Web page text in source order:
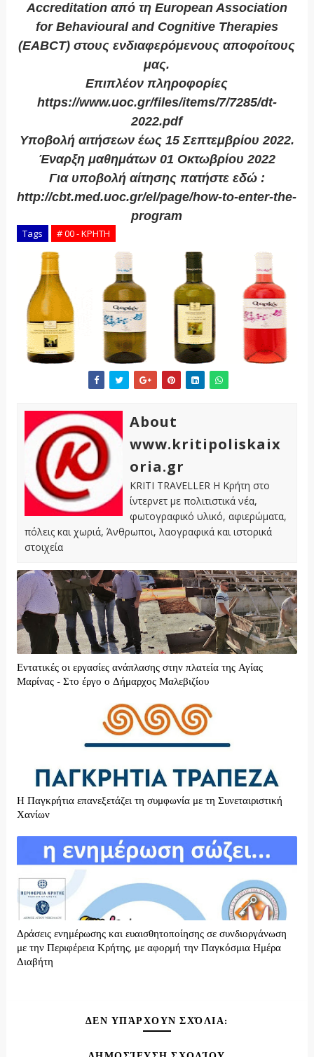
Accreditation από τη European Association
for Behavioural and Cognitive Therapies
(EABCT) στους ενδιαφερόμενους αποφοίτους
μας.
Επιπλέον πληροφορίες
https://www.uoc.gr/files/items/7/7285/dt-
2022.pdf
Υποβολή αιτήσεων έως 15 Σεπτεμβρίου 2022.
Έναρξη μαθημάτων 01 Οκτωβρίου 2022
Για υποβολή αίτησης πατήστε εδώ :
http://cbt.med.uoc.gr/el/page/how-to-enter-the-
program
Tags # 00 - ΚΡΗΤΗ
About
www.kritipoliskaix
oria.gr
KRITI TRAVELLER Η Κρήτη στο
ίντερνετ με πολιτιστικά νέα,
φωτογραφικό υλικό, αφιερώματα,
πόλεις και χωριά, Άνθρωποι, λαογραφικά και ιστορικά
στοιχεία
Εντατικές οι εργασίες ανάπλασης στην πλατεία της Αγίας
Μαρίνας - Στο έργο ο Δήμαρχος Μαλεβιζίου
H Παγκρήτια επανεξετάζει τη συμφωνία με τη Συνεταιριστική
Χανίων
Δράσεις ενημέρωσης και ευαισθητοποίησης σε συνδιοργάνωση
με την Περιφέρεια Κρήτης, με αφορμή την Παγκόσμια Ημέρα
Διαβήτη
ΔΕΝ ΥΠΆΡΧΟΥΝ ΣΧΌΛΙΑ: